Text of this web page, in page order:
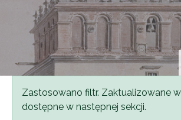
Komunikat
Zastosowano filtr. Zaktualizowane
dostępne w następnej sekcji.